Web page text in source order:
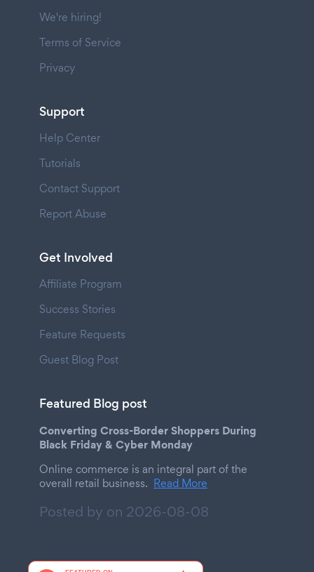
We're hiring!
Terms of Service
Privacy
Support
Help Center
Tutorials
Contact Support
Report Abuse
Get Involved
Affiliate Program
Success Stories
Feature Requests
Guest Blog Post
Featured Blog post
Converting Cross-Border Shoppers During
Black Friday & Cyber Monday
Online commerce is an integral part of the
overall retail business. Read More
Posted by on 2026-08-08